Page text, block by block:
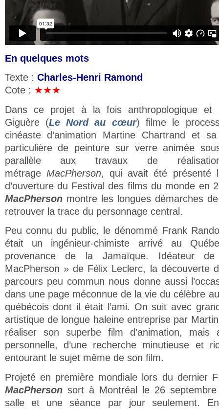
En quelques mots
Texte : Charles-Henri Ramond
Cote : ★★★
Dans ce projet à la fois anthropologique et
Giguère (Le Nord au cœur) filme le
cinéaste d’animation Martine Chartrand et
particulière de peinture sur verre animée
parallèle aux travaux de
métrage MacPherson, qui avait été présenté
d’ouverture du Festival des films du monde en
MacPhersonmontre les longues démarches
retrouver la trace du personnage central.
Peu connu du public, le dénommé Frank
était un ingénieur-chimiste arrivé au
provenance de la Jamaïque. Idéateur
MacPherson » de Félix Leclerc, la découverte
parcours peu commun nous donne aussi
dans une page méconnue de la vie du célèbre
québécois dont il était l’ami. On suit avec
artistique de longue haleine entreprise par
réaliser son superbe film d’animation, mais
personnelle, d’une recherche minutieuse et
entourant le sujet même de son film.
Projeté en première mondiale lors du dernier
MacPhersonsort à Montréal le 26 septembre
salle et une séance par jour seulement.